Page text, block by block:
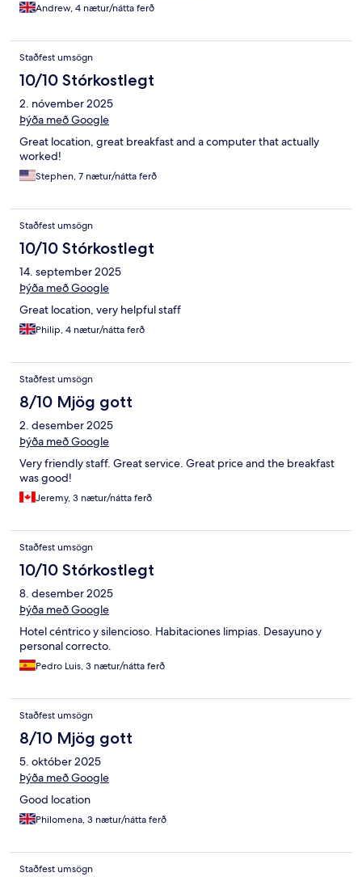
Andrew, 4 nætur/nátta ferð
Staðfest umsögn
10/10 Stórkostlegt
2. nóvember 2025
Þýða með Google
Great location, great breakfast and a computer that actually
worked!
Stephen, 7 nætur/nátta ferð
Staðfest umsögn
10/10 Stórkostlegt
14. september 2025
Þýða með Google
Great location, very helpful staff
Philip, 4 nætur/nátta ferð
Staðfest umsögn
8/10 Mjög gott
2. desember 2025
Þýða með Google
Very friendly staff. Great service. Great price and the breakfast
was good!
Jeremy, 3 nætur/nátta ferð
Staðfest umsögn
10/10 Stórkostlegt
8. desember 2025
Þýða með Google
Hotel céntrico y silencioso. Habitaciones limpias. Desayuno y
personal correcto.
Pedro Luis, 3 nætur/nátta ferð
Staðfest umsögn
8/10 Mjög gott
5. október 2025
Þýða með Google
Good location
Philomena, 3 nætur/nátta ferð
Staðfest umsögn